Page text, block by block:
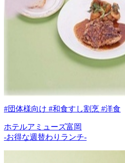
#団体様向け #和食すし割烹 #洋食
ホテルアミューズ富岡
-お得な週替わりランチ-